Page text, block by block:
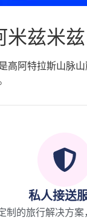
米兹米兹
高阿特拉斯山脉
私人接送
制的旅行解决方